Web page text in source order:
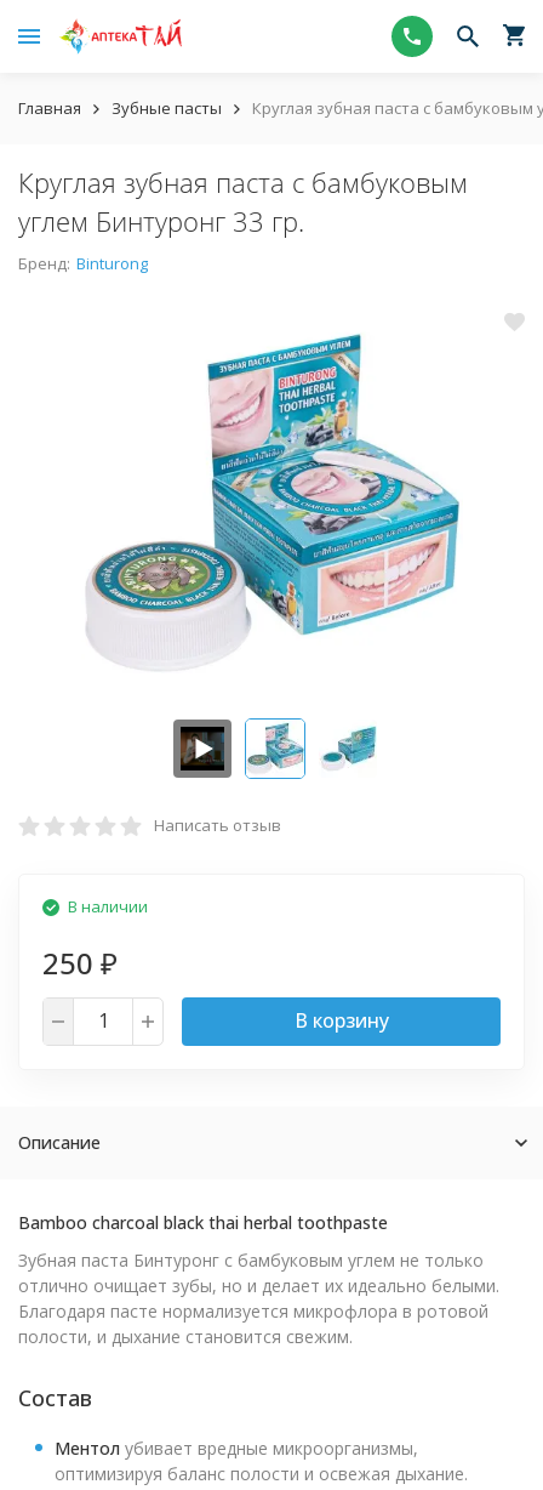
Главная Зубные пасты Круглая зубная паста с бамбуковым
Круглая зубная паста с бамбуковым
углем Бинтуронг 33 гр.
Бренд: Binturong
Написать отзыв
В наличии
250 ₽
В корзину
Описание
Bamboo charcoal black thai herbal toothpaste
Зубная паста Бинтуронг с бамбуковым углем не только
отлично очищает зубы, но и делает их идеально белыми.
Благодаря пасте нормализуется микрофлора в ротовой
полости, и дыхание становится свежим.
Состав
Ментол убивает вредные микроорганизмы,
оптимизируя баланс полости и освежая дыхание.